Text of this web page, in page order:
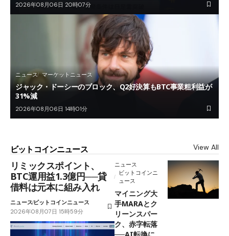
2026年08月06日 20時07分
ニュース マーケットニュース
ジャック・ドーシーのブロック、Q2好決算もBTC事業粗利益が
31%減
2026年08月06日 14時01分
ビットコインニュース View All
リミックスポイント、
BTC運用益1.3億円──貸
借料は元本に組み入れ
ニュースビットコインニュース
2026年08月07日 15時59分
ニュース
ビットコインニ
ュース
マイニング大
手MARAとク
リーンスパー
ク、赤字転落